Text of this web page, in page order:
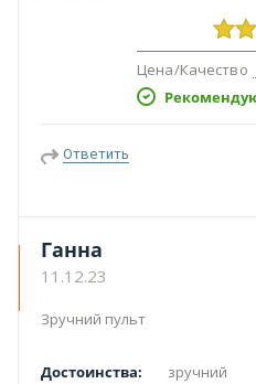
Цена/Качество
Ответить
Ганна
11.12.23
Зручний пульт
Достоинства:
зручний